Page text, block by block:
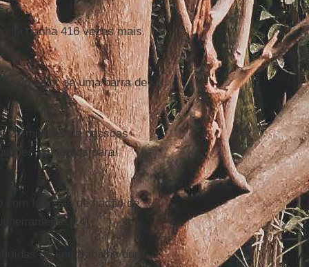
ganha 416 vezes mais
do valor de uma barra de
21 milhões de pessoas
em lucros para
com fábricas de fiação de
ao seu trabalho duro